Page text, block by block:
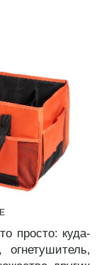
просто: куда-